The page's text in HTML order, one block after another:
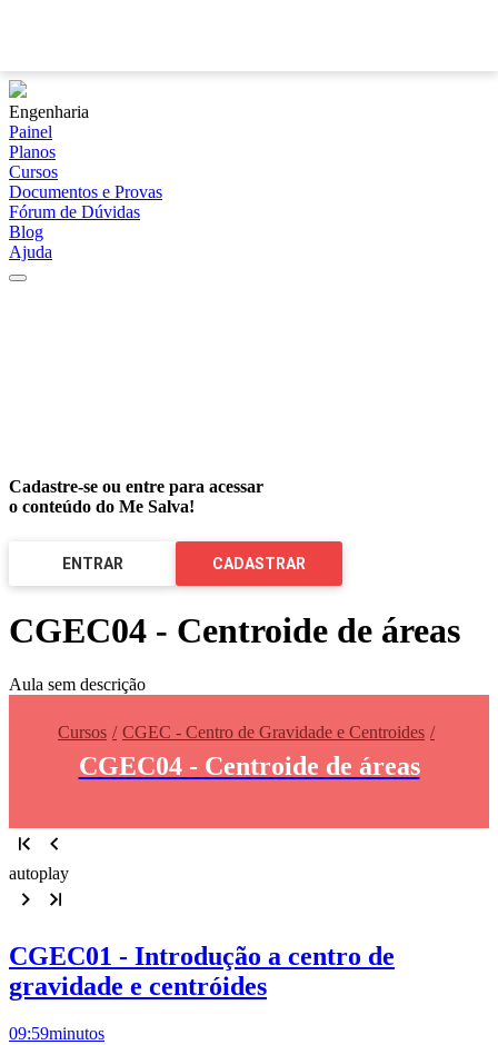
Engenharia
Painel
Planos
Cursos
Documentos e Provas
Fórum de Dúvidas
Blog
Ajuda
Cadastre-se ou entre para acessar
o conteúdo do Me Salva!
ENTRAR CADASTRAR
CGEC04 - Centroide de áreas
Aula sem descrição
Cursos CGEC - Centro de Gravidade e Centroides
CGEC04 - Centroide de áreas
autoplay
CGEC01 - Introdução a centro de
gravidade e centróides
09:59minutos